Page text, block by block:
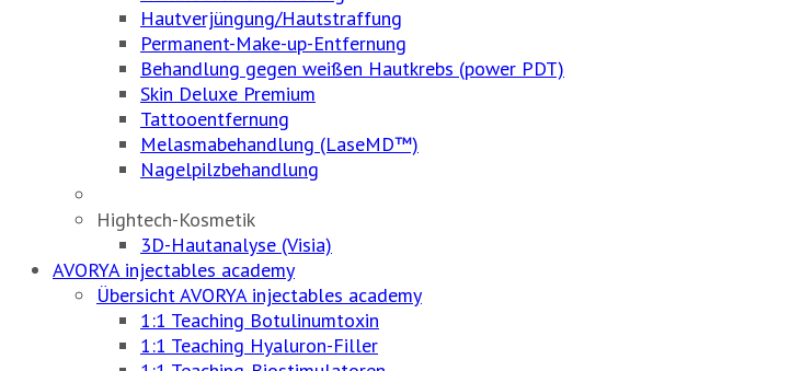
Hautverjüngung/Hautstraffung
Permanent-Make-up-Entfernung
Behandlung gegen weißen Hautkrebs (power PDT)
Skin Deluxe Premium
Tattooentfernung
Melasmabehandlung (LaseMD™)
Nagelpilzbehandlung
Hightech-Kosmetik
3D-Hautanalyse (Visia)
AVORYA injectables academy
Übersicht AVORYA injectables academy
1:1 Teaching Botulinumtoxin
1:1 Teaching Hyaluron-Filler